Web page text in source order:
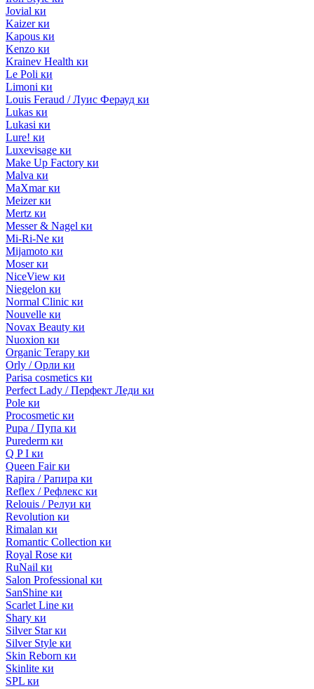
Jovial ки
Kaizer ки
Kapous ки
Kenzo ки
Krainev Health ки
Le Poli ки
Limoni ки
Louis Feraud / Луис Ферауд ки
Lukas ки
Lukasi ки
Lure! ки
Luxevisage ки
Make Up Factory ки
Malva ки
MaXmar ки
Meizer ки
Mertz ки
Messer & Nagel ки
Mi-Ri-Ne ки
Mijamoto ки
Moser ки
NiceView ки
Niegelon ки
Normal Clinic ки
Nouvelle ки
Novax Beauty ки
Nuoxion ки
Organic Terapy ки
Orly / Орли ки
Parisa cosmetics ки
Perfect Lady / Перфект Леди ки
Pole ки
Procosmetic ки
Pupa / Пупа ки
Purederm ки
Q P I ки
Queen Fair ки
Rapira / Рапира ки
Reflex / Рефлекс ки
Relouis / Релуи ки
Revolution ки
Rimalan ки
Romantic Collection ки
Royal Rose ки
RuNail ки
Salon Professional ки
SanShine ки
Scarlet Line ки
Shary ки
Silver Star ки
Silver Style ки
Skin Reborn ки
Skinlite ки
SPL ки